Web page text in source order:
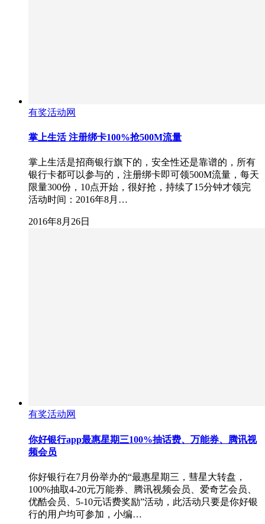
有奖活动网
掌上生活 注册绑卡100%抢500M流量
掌上生活是招商银行旗下的，安全性还是靠谱的，所有
银行卡都可以参与的，注册绑卡即可领500M流量，每天
限量300份，10点开始，很好抢，持续了15分钟才领完
活动时间：2016年8月…
2016年8月26日
有奖活动网
你好银行app最惠星期三100%抽话费、万能券、腾讯视
频会员
你好银行在7月份举办的“最惠星期三，彗星大转盘，
100%抽取4-20元万能券、腾讯视频会员、爱奇艺会员、
优酷会员、5-10元话费奖励”活动，此活动只要是你好银
行的用户均可参加，小编…